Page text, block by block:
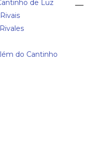
de Luz
do Cantinho